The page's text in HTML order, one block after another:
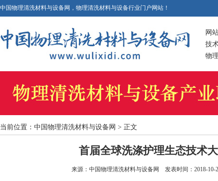
中国物理清洗材料与设备网，物理清洗材料与设备行业门户网站！
网
技
物
当前位置： 中国物理清洗材料与设备网 > 正文
首届全球洗涤护理生态技术
来源：中国物理清洗材料与设备网 发表时间：2018-10-